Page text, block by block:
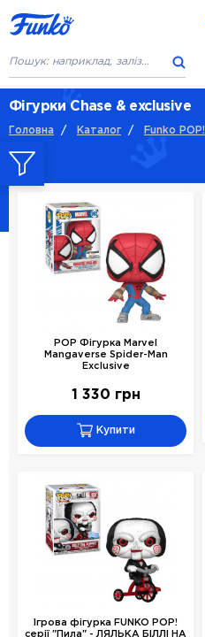
ГОЛОВНА
НОВИНКИ
СКОРО В НАЯВНОСТІ
ПРО НАС
Фігурки Chase & exclusive
Головна / Каталог/ Funko POP!
POP Фігурка Marvel
Mangaverse Spider-Man
Exclusive
1 330 грн
Купити
Ігрова фігурка FUNKO POP!
серії "Пила" - ЛЯЛЬКА БІЛЛІ НА